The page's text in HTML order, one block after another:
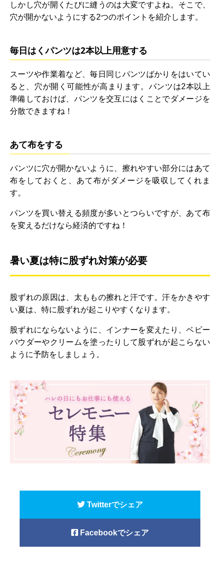
しかし穴が開くたびに縫うのは大変ですよね。そこで、
穴が開かないようにする2つのポイントを紹介します。
毎日はくパンツは2本以上用意する
スーツや作業着など、毎日同じパンツばかりをはいてい
ると、穴が開く可能性が高まります。パンツは2本以上
準備しておけば、パンツを交互にはくことでダメージを
分散できますね！
あて布をする
パンツに穴が開かないように、擦れやすい部分にはあて
布をしておくと、あて布がダメージを吸収してくれま
す。
パンツを買い替える頻度が多いとつらいですが、あて布
を変えるだけなら経済的ですね！
暑い夏は特に股ずれ対策が必要
股ずれの原因は、太ももの擦れと汗です。汗をかきやす
い夏は、特に股ずれが起こりやすくなります。
股ずれにならないように、インナーを変えたり、ベビー
パウダーやクリームを塗ったりして股ずれが起こらない
ように予防をしましょう。
Twitterでシェア
Facebookでシェア